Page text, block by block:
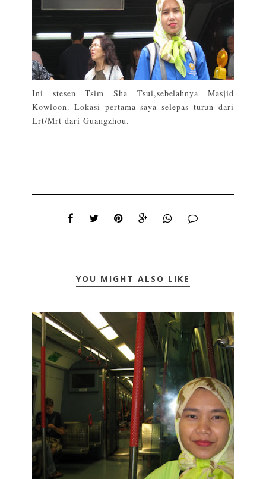
Ini stesen Tsim Sha Tsui,sebelahnya Masjid
Kowloon. Lokasi pertama saya selepas turun dari
Lrt/Mrt dari Guangzhou.
YOU MIGHT ALSO LIKE